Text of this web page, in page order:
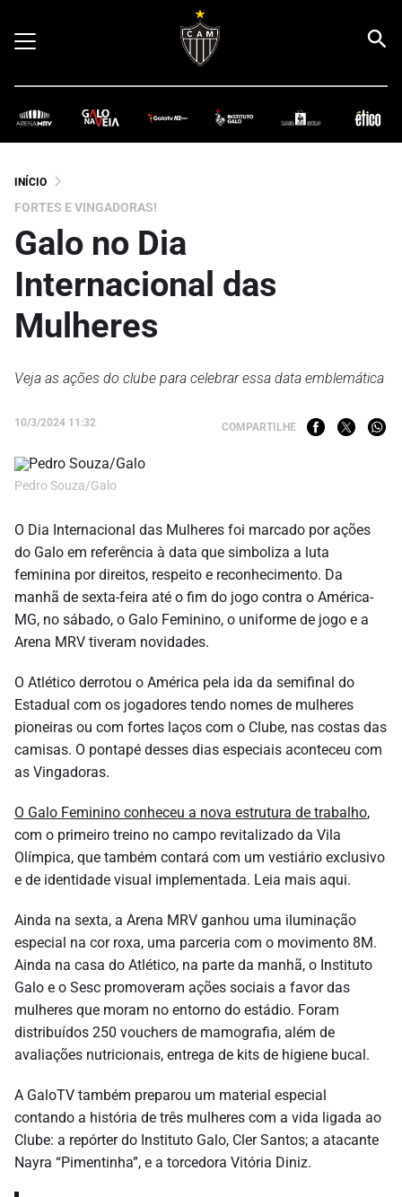
INÍCIO
FORTES E VINGADORAS!
Galo no Dia
Internacional das
Mulheres
Veja as ações do clube para celebrar essa data emblemática
10/3/2024 11:32 COMPARTILHE
Pedro Souza/Galo
O Dia Internacional das Mulheres foi marcado por ações
do Galo em referência à data que simboliza a luta
feminina por direitos, respeito e reconhecimento. Da
manhã de sexta-feira até o fim do jogo contra o América-
MG, no sábado, o Galo Feminino, o uniforme de jogo e a
Arena MRV tiveram novidades.
O Atlético derrotou o América pela ida da semifinal do
Estadual com os jogadores tendo nomes de mulheres
pioneiras ou com fortes laços com o Clube, nas costas das
camisas. O pontapé desses dias especiais aconteceu com
as Vingadoras.
O Galo Feminino conheceu a nova estrutura de trabalho,
com o primeiro treino no campo revitalizado da Vila
Olímpica, que também contará com um vestiário exclusivo
e de identidade visual implementada. Leia mais aqui.
Ainda na sexta, a Arena MRV ganhou uma iluminação
especial na cor roxa, uma parceria com o movimento 8M.
Ainda na casa do Atlético, na parte da manhã, o Instituto
Galo e o Sesc promoveram ações sociais a favor das
mulheres que moram no entorno do estádio. Foram
distribuídos 250 vouchers de mamografia, além de
avaliações nutricionais, entrega de kits de higiene bucal.
A GaloTV também preparou um material especial
contando a história de três mulheres com a vida ligada ao
Clube: a repórter do Instituto Galo, Cler Santos; a atacante
Nayra “Pimentinha”, e a torcedora Vitória Diniz.